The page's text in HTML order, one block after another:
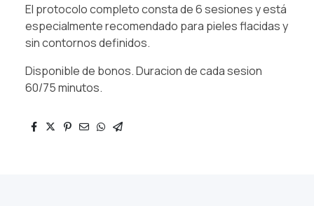
El protocolo completo consta de 6 sesiones y está
especialmente recomendado para pieles flacidas y
sin contornos definidos.
Disponible de bonos. Duracion de cada sesion
60/75 minutos.